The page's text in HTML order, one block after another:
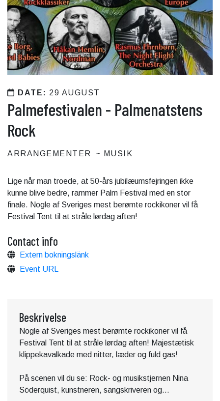
DATE: 29 AUGUST
Palmefestivalen - Palmenatstens
Rock
ARRANGEMENTER MUSIK
Lige når man troede, at 50-års jubilæumsfejringen ikke
kunne blive bedre, rammer Palm Festival med en stor
finale. Nogle af Sveriges mest berømte rockikoner vil få
Festival Tent til at stråle lørdag aften!
Contact info
Extern bokningslänk
Event URL
Beskrivelse
Nogle af Sveriges mest berømte rockikoner vil få
Festival Tent til at stråle lørdag aften! Majestætisk
klippekavalkade med nitter, læder og fuld gas!
På scenen vil du se: Rock- og musikstjernen Nina
Söderquist, kunstneren, sangskriveren og